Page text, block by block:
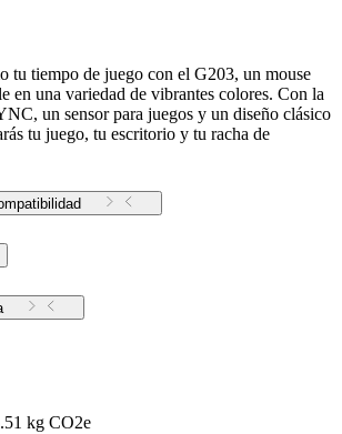
tu tiempo de juego con el G203, un mouse
en una variedad de vibrantes colores. Con la
un sensor para juegos y un diseño clásico
tu juego, tu escritorio y tu racha de
kg CO2e